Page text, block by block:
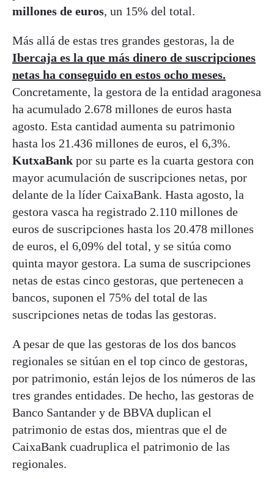
millones de euros, un 15% del total.
Más allá de estas tres grandes gestoras, la de
Ibercaja es la que más dinero de suscripciones
netas ha conseguido en estos ocho meses.
Concretamente, la gestora de la entidad aragonesa
ha acumulado 2.678 millones de euros hasta
agosto. Esta cantidad aumenta su patrimonio
hasta los 21.436 millones de euros, el 6,3%.
KutxaBank por su parte es la cuarta gestora con
mayor acumulación de suscripciones netas, por
delante de la líder CaixaBank. Hasta agosto, la
gestora vasca ha registrado 2.110 millones de
euros de suscripciones hasta los 20.478 millones
de euros, el 6,09% del total, y se sitúa como
quinta mayor gestora. La suma de suscripciones
netas de estas cinco gestoras, que pertenecen a
bancos, suponen el 75% del total de las
suscripciones netas de todas las gestoras.
A pesar de que las gestoras de los dos bancos
regionales se sitúan en el top cinco de gestoras,
por patrimonio, están lejos de los números de las
tres grandes entidades. De hecho, las gestoras de
Banco Santander y de BBVA duplican el
patrimonio de estas dos, mientras que el de
CaixaBank cuadruplica el patrimonio de las
regionales.